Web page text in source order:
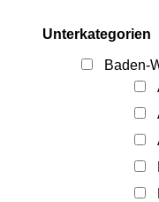
Unterkategorien
Baden-